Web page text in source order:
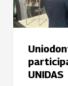
UNIDAS
UNIDAS